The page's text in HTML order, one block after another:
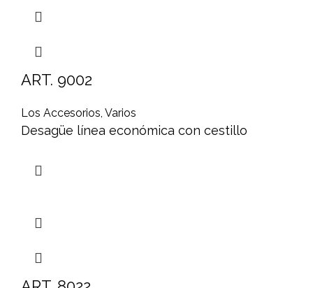
ART. 9002
Los Accesorios, Varios
Desagüe línea económica con cestillo